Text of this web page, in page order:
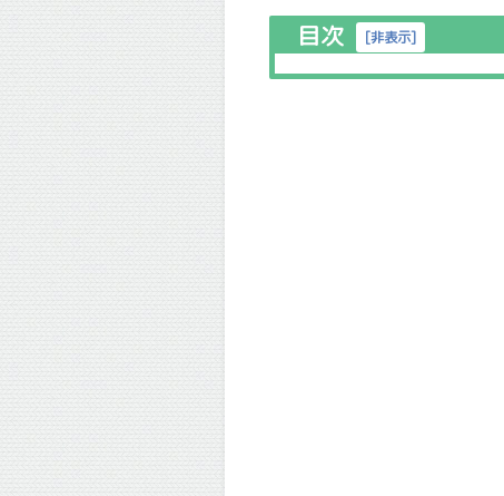
目次 [非表示]